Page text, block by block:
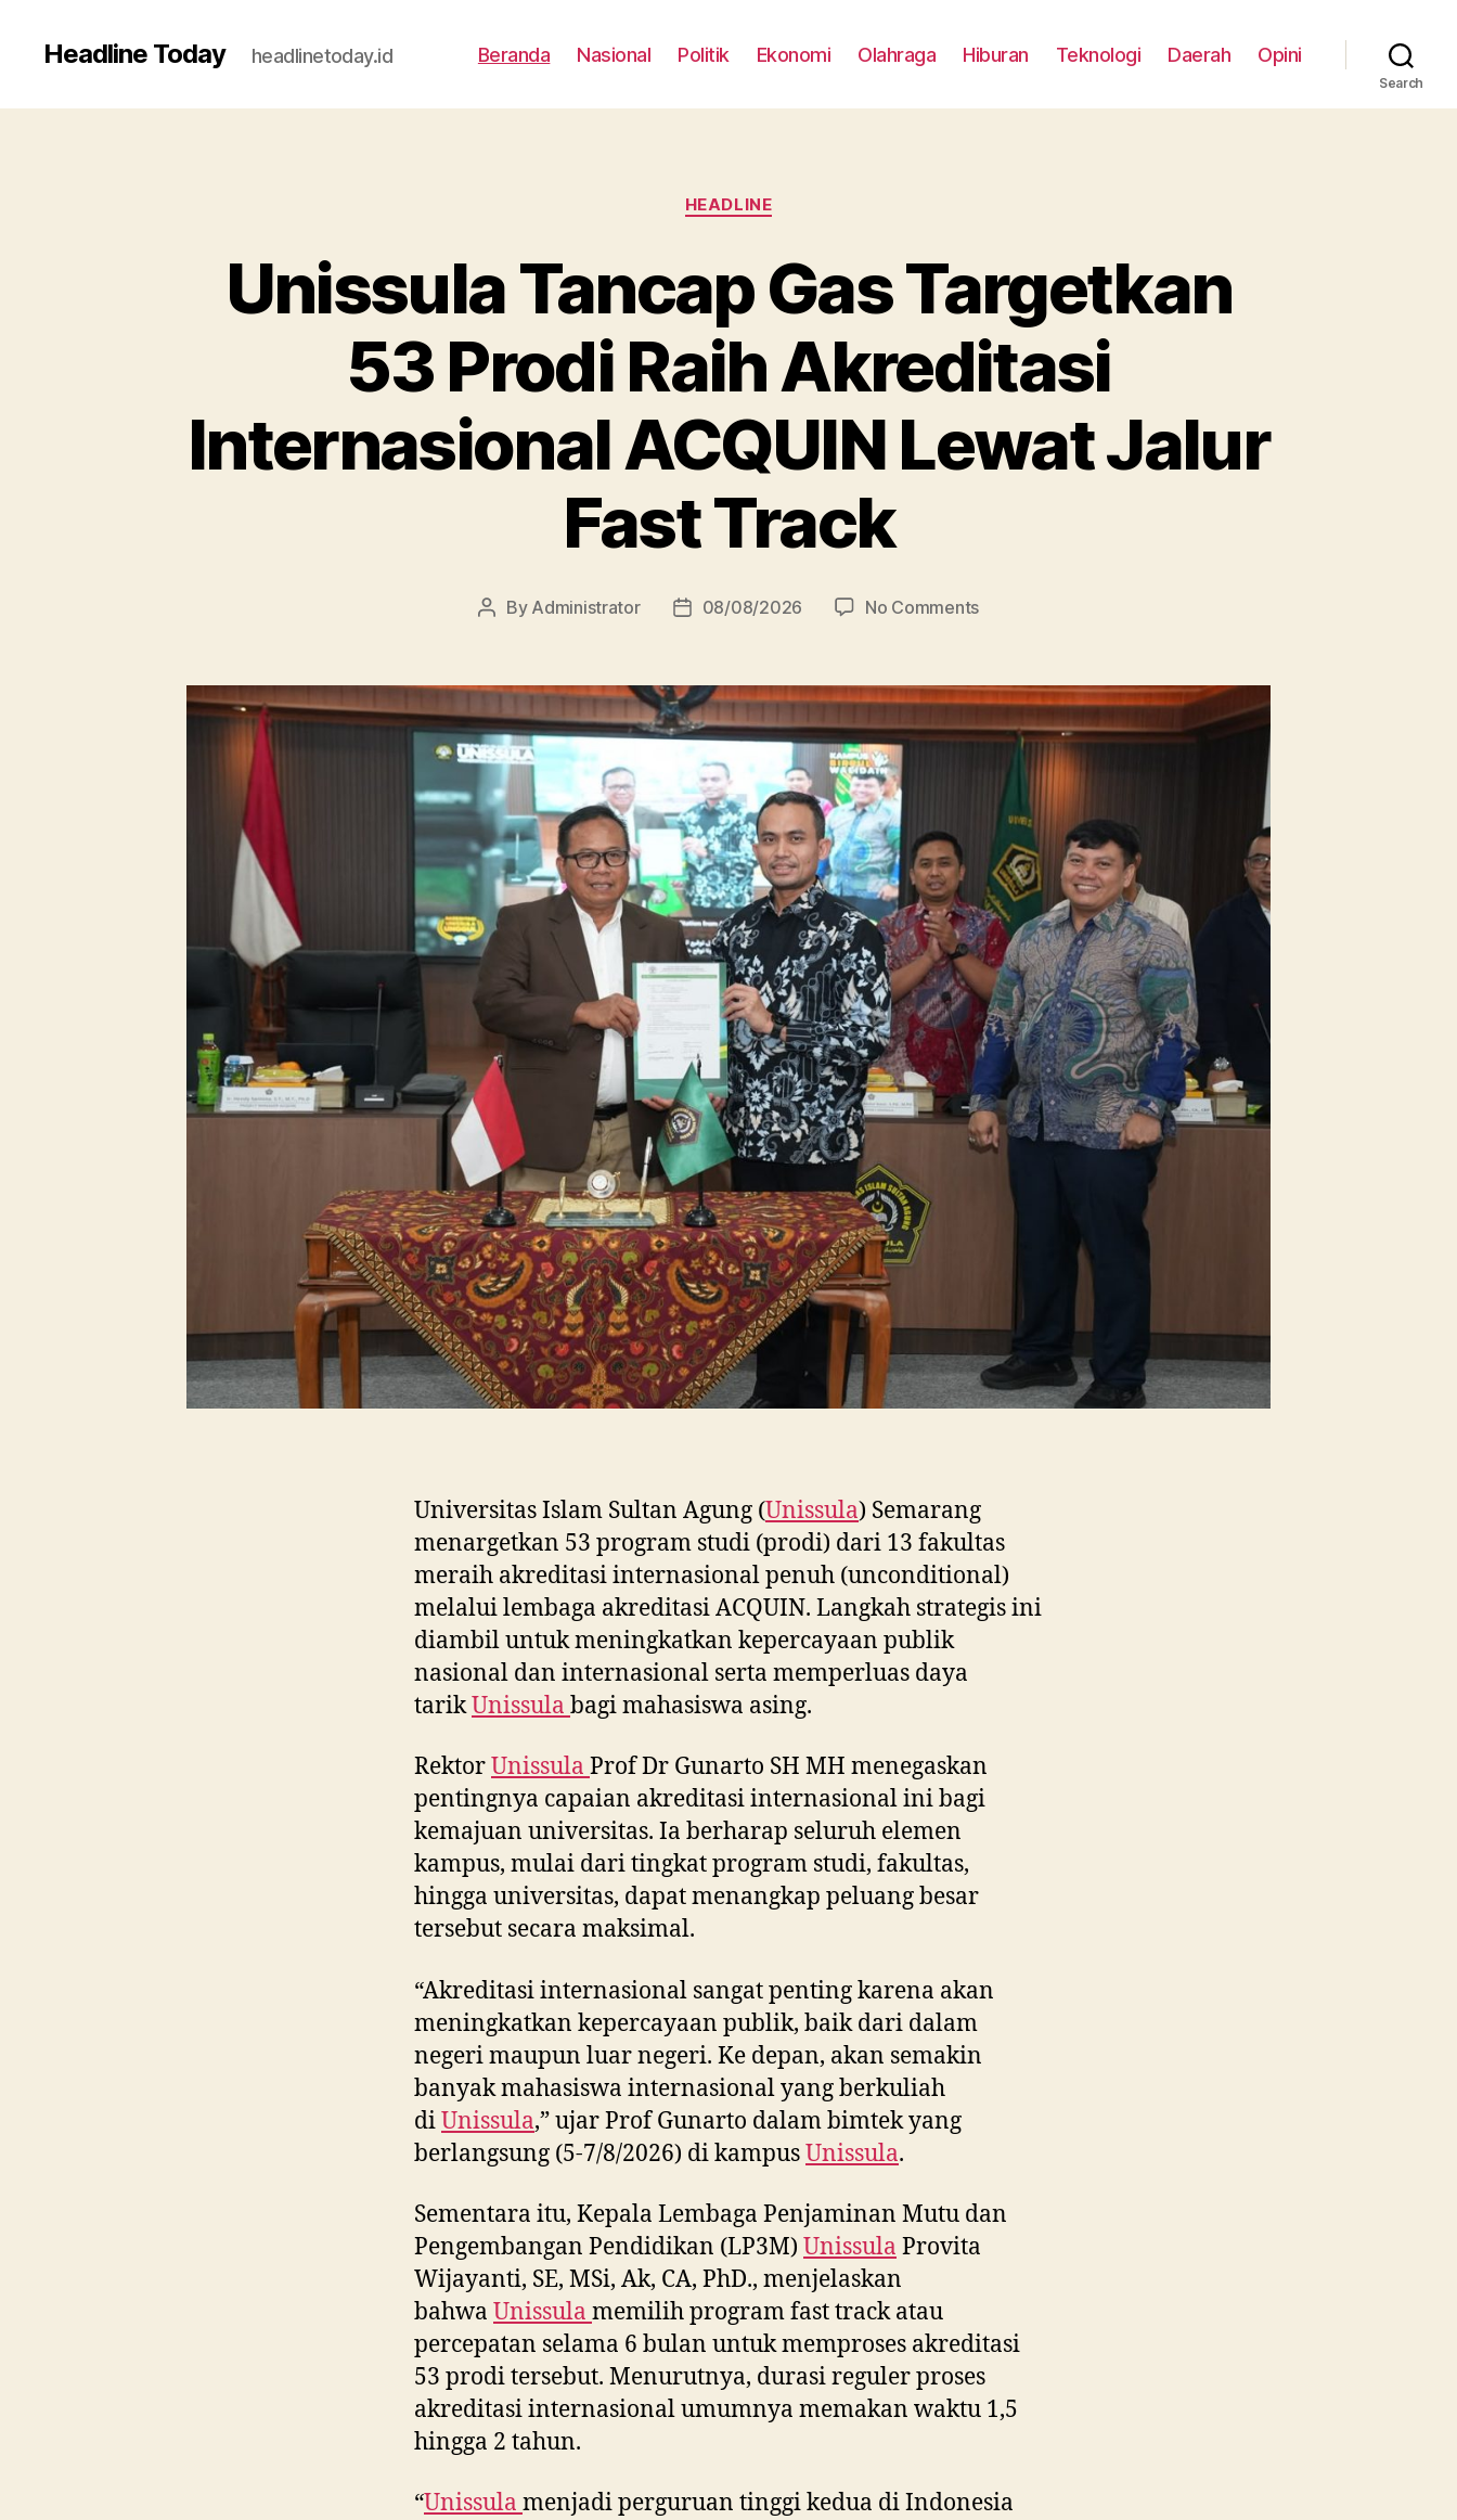
Headline Today headlinetoday.id Beranda Nasional Politik Ekonomi Olahraga Hiburan Teknologi Daerah Opini
Search
Categories
HEADLINE
Unissula Tancap Gas Targetkan
53 Prodi Raih Akreditasi
Internasional ACQUIN Lewat Jalur
Fast Track
Post
By Administrator
Post08/08/2026 No Commentson
Gas
Targetkan
53
Raih
Akreditasi
Internasional
ACQUIN
Lewat
Jalur
Fast
Track
Universitas Islam Sultan Agung (Unissula) Semarang
menargetkan 53 program studi (prodi) dari 13 fakultas
meraih akreditasi internasional penuh (unconditional)
melalui lembaga akreditasi ACQUIN. Langkah strategis ini
diambil untuk meningkatkan kepercayaan publik
nasional dan internasional serta memperluas daya
tarikUnissula bagi mahasiswa asing.
RektorUnissula Prof Dr Gunarto SH MH menegaskan
pentingnya capaian akreditasi internasional ini bagi
kemajuan universitas. Ia berharap seluruh elemen
kampus, mulai dari tingkat program studi, fakultas,
hingga universitas, dapat menangkap peluang besar
tersebut secara maksimal.
“Akreditasi internasional sangat penting karena akan
meningkatkan kepercayaan publik, baik dari dalam
negeri maupun luar negeri. Ke depan, akan semakin
banyak mahasiswa internasional yang berkuliah
diUnissula,” ujar Prof Gunarto dalam bimtek yang
berlangsung (5-7/8/2026) di kampusUnissula.
Sementara itu, Kepala Lembaga Penjaminan Mutu dan
Pengembangan Pendidikan (LP3M) Unissula Provita
Wijayanti, SE, MSi, Ak, CA, PhD., menjelaskan
bahwa Unissula memilih program fast track atau
percepatan selama 6 bulan untuk memproses akreditasi
53 prodi tersebut. Menurutnya, durasi reguler proses
akreditasi internasional umumnya memakan waktu 1,5
hingga 2 tahun.
“Unissula menjadi perguruan tinggi kedua di Indonesia